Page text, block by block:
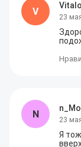
V 23
N 23
Я